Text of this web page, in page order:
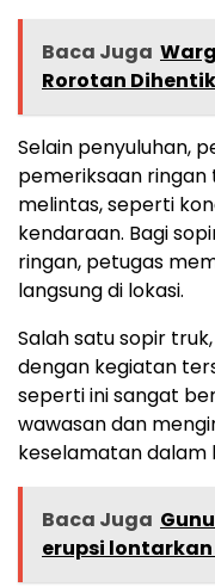
Baca Juga
Rorotan
Selain penyuluhan,
pemeriksaan
melintas, seperti
kendaraan. Bagi
ringan, petugas
langsung di lokasi.
Salah satu sopir
dengan kegiatan
seperti ini sangat
wawasan dan
keselamatan dalam
Baca Juga
erupsi